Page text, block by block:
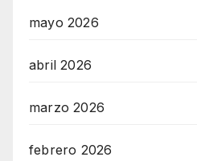
mayo 2026
abril 2026
marzo 2026
febrero 2026